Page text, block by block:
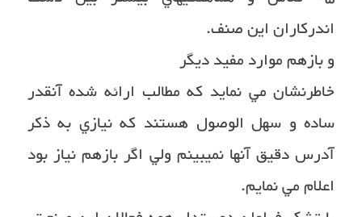
اندركاران اين صنف.
و بازهم موارد مفيد ديگر
خاطرنشان مي نمايد كه مطالب ارائه شده آنقدر
ساده و سهل الوصول هستند كه نيازي به ذكر
آدرس دقيق آنها نميبينم ولي اگر بازهم نياز بود
اعلام مي نمايم.